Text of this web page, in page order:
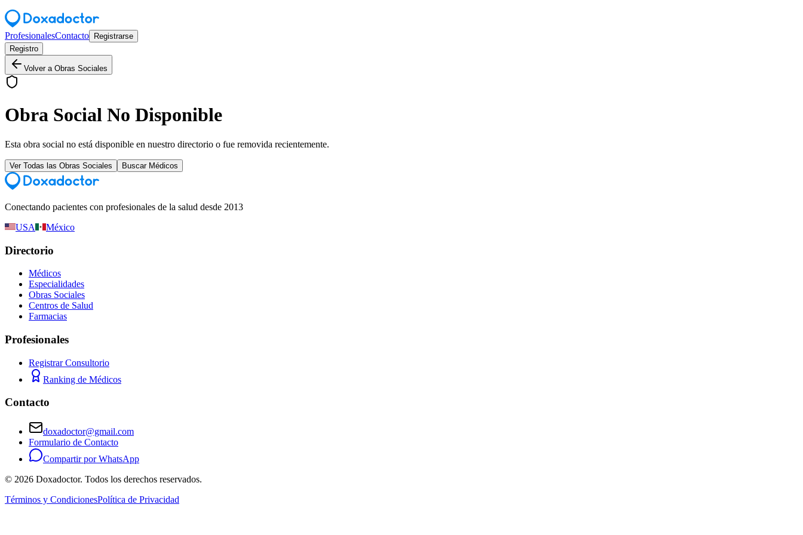
ProfesionalesContacto
Registrarse
Registro
Volver a Obras Sociales
Obra Social No Disponible
Esta obra social no está disponible en nuestro directorio o fue removida recientemente.
Ver Todas las Obras Sociales Buscar Médicos
Conectando pacientes con profesionales de la salud desde 2013
USA
México
Directorio
Médicos
Especialidades
Obras Sociales
Centros de Salud
Farmacias
Profesionales
Registrar Consultorio
Ranking de Médicos
Contacto
doxadoctor@gmail.com
Formulario de Contacto
Compartir por WhatsApp
© 2026 Doxadoctor. Todos los derechos reservados.
Términos y CondicionesPolítica de Privacidad